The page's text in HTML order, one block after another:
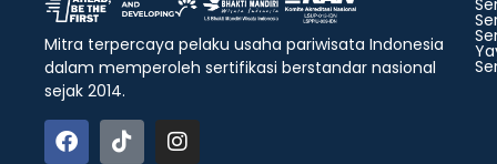
Mitra terpercaya pelaku usaha pariwisata Indonesia
dalam memperoleh sertifikasi berstandar nasional
sejak 2014.